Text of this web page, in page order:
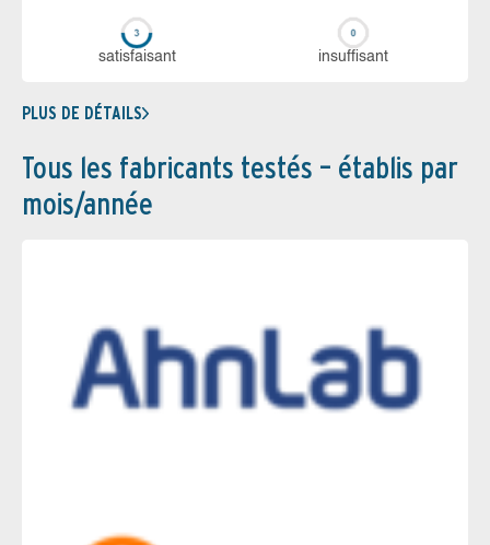
sa­tis­fai­sant in­suf­fi­sant
PLUS DE DÉTAILS
Tous les fabricants testés – établis par
mois/année